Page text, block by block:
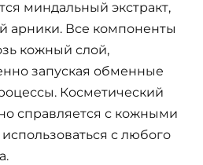
миндальный экстракт,
арники. Все компоненты
кожный слой,
запуская обменные
Косметический
справляется с кожными
с любого